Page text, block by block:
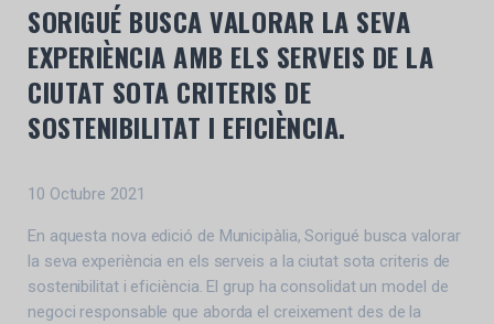
SORIGUÉ BUSCA VALORAR LA SEVA
EXPERIÈNCIA AMB ELS SERVEIS DE LA
CIUTAT SOTA CRITERIS DE
SOSTENIBILITAT I EFICIÈNCIA.
10 Octubre 2021
En aquesta nova edició de Municipàlia, Sorigué busca valorar
la seva experiència en els serveis a la ciutat sota criteris de
sostenibilitat i eficiència. El grup ha consolidat un model de
negoci responsable que aborda el creixement des de la